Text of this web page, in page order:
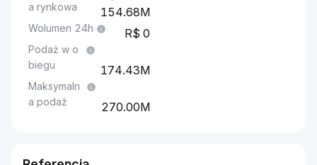
a rynkowa
154.68M
Wolumen 24h 0
Podaż w o
biegu
174.43M
Maksymaln
a podaż
270.00M